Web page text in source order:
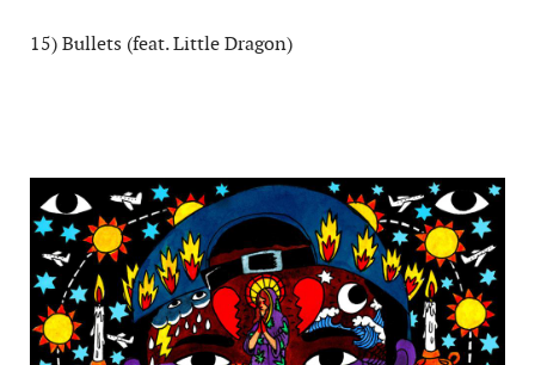
15) Bullets (feat. Little Dragon)